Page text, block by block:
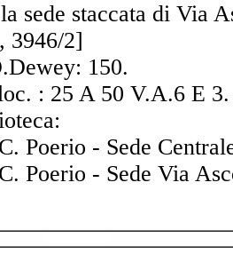
sede staccata di Via
3946/2]
150.
: 25 A 50 V.A.6 E 3.
Poerio - Sede
Poerio - Sede Via